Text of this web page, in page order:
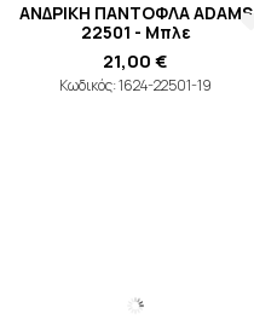
ΑΝΔΡΙΚΗ ΠΑΝΤΟΦΛΑ ADAMS
22501 - Μπλε
21,00 €
Κωδικός: 1624-22501-19